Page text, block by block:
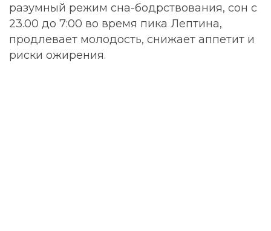
разумный режим сна-бодрствования, сон с
23.00 до 7:00 во время пика Лептина,
продлевает молодость, снижает аппетит и
риски ожирения.